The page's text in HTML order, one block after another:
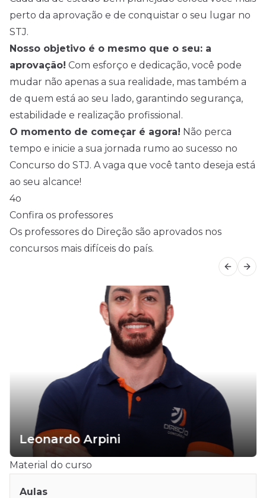
perto da aprovação e de conquistar o seu lugar no
STJ.
Nosso objetivo é o mesmo que o seu: a
aprovação! Com esforço e dedicação, você pode
mudar não apenas a sua realidade, mas também a
de quem está ao seu lado, garantindo segurança,
estabilidade e realização profissional.
O momento de começar é agora! Não perca
tempo e inicie a sua jornada rumo ao sucesso no
Concurso do STJ. A vaga que você tanto deseja está
ao seu alcance!
4o
Confira os professores
Os professores do Direção são aprovados nos
concursos mais difíceis do país.
Leonardo Arpini
Material do curso
Aulas